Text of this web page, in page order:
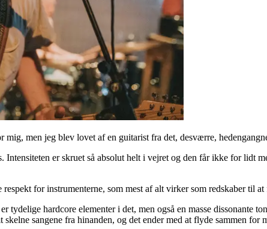
mig, men jeg blev lovet af en guitarist fra det, desværre,
Intensiteten er skruet så absolut helt i vejret og den får ikke for lidt
for instrumenterne, som mest af alt virker som redskaber til
hardcore elementer i det, men også en masse dissonante
sangene fra hinanden, og det ender med at flyde sammen for